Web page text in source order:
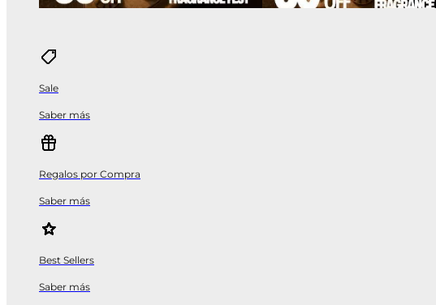
Sale
Saber más
Regalos por Compra
Saber más
Best Sellers
Saber más